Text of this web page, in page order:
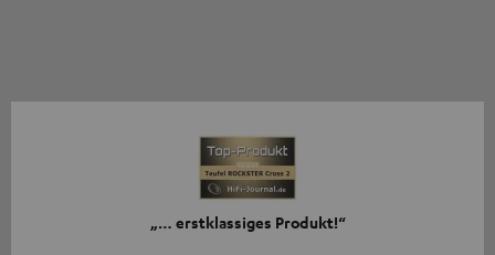
„… erstklassiges Produkt!“